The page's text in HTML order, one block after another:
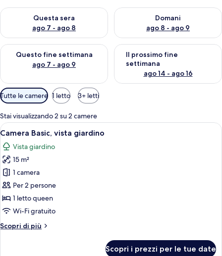
Questa sera
ago 7 - ago 8
Verifica la disponibilità per questa sera, ago 7 - ago 8
Domani
ago 8 - ago 9
Verifica la disponibilità per
Questo fine settimana
ago 7 - ago 9
Verifica la disponibilità per questo fine settimana, ago 7 - ago
Il prossimo fine
settimana
ago 14 - ago 16
Verifica la disponibilità per il
Filtri
disponibili
per
le
camere
Tutte le camere 1 letto 3+ letti
Stai visualizzando 2 su 2 camere
Apri
tutte
le
foto
per
Camera
Basic,
vista
giardino
Camera Basic, vista giardino | Wi-Fi
2
Camera Basic, vista giardino
Vista giardino
15 m²
1 camera
Per 2 persone
1 letto queen
Wi-Fi gratuito
Scopri di più
Altri
Scopri i prezzi per le tue date